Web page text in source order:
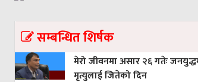
सम्बन्धित शिर्षक
मेरो जीवनमा असार २६ गतेः
मृत्युलाई जितेको दिन